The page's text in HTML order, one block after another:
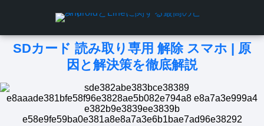
SDカード 読み取り専用 解除 スマホ | 原
因と解決策を徹底解説